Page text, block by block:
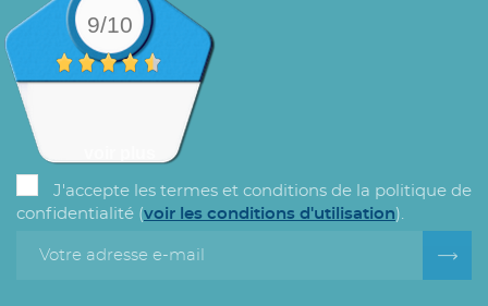
9/10
J'accepte les termes et conditions de la politique de
confidentialité (voir les conditions d'utilisation).